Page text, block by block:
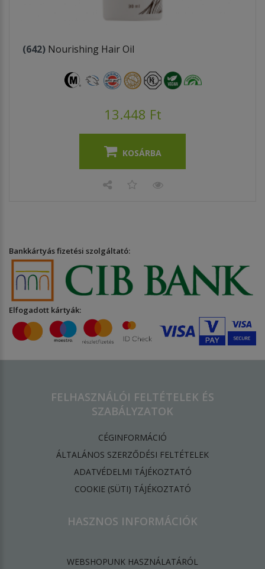
(642) Nourishing Hair Oil
13.448 Ft
KOSÁRBA
Bankkártyás fizetési szolgáltató:
Elfogadott kártyák:
FELHASZNÁLÓI FELTÉTELEK ÉS
SZABÁLYZATOK
CÉGINFORMÁCIÓ
ÁLTALÁNOS SZERZŐDÉSI FELTÉTELEK
ADATVÉDELMI TÁJÉKOZTATÓ
​COOKIE (SÜTI) TÁJÉKOZTATÓ
HASZNOS INFORMÁCIÓK
WEBSHOPUNK HASZNÁLATÁRÓL